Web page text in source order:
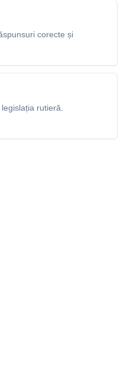
corecte și
rutieră.